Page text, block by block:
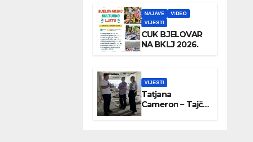
NAJAVE
VIDEO
VIJESTI
CUK BJELOVAR
NA BKLJ 2026.
VIJESTI
Tatjana
Cameron – Tajči
posjetila